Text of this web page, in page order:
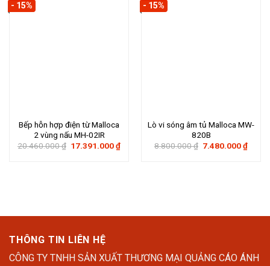
- 15%
Bếp hỗn hợp điện từ Malloca
2 vùng nấu MH-02IR
20.460.000₫ Giá
17.391.000₫Giá
- 15%
Lò vi sóng âm tủ Malloca MW-
820B
8.800.000₫ Giá
7.480.000₫Giá
THÔNG TIN LIÊN HỆ
CÔNG TY TNHH SẢN XUẤT THƯƠNG MẠI QUẢNG CÁO ÁNH